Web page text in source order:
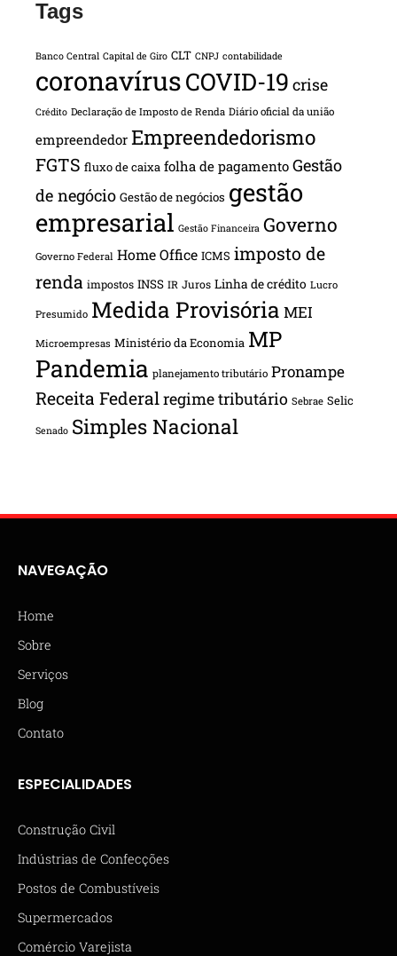
Tags
Banco Central Capital de Giro CLT CNPJ contabilidade
coronavírusCOVID-19 crise
Crédito Declaração de Imposto de Renda Diário oficial da união
empreendedor Empreendedorismo
FGTS fluxo de caixa folha de pagamento Gestão
de negócio Gestão de negócios gestão
empresarial Gestão Financeira Governo
Governo Federal Home Office ICMS imposto de
renda impostos INSS IR Juros Linha de crédito Lucro
Presumido Medida Provisória MEI
Microempresas Ministério da Economia MP
Pandemia planejamento tributário Pronampe
Receita Federalregime tributário Sebrae Selic
Senado Simples Nacional
NAVEGAÇÃO
Home
Sobre
Serviços
Blog
Contato
ESPECIALIDADES
Construção Civil
Indústrias de Confecções
Postos de Combustíveis
Supermercados
Comércio Varejista